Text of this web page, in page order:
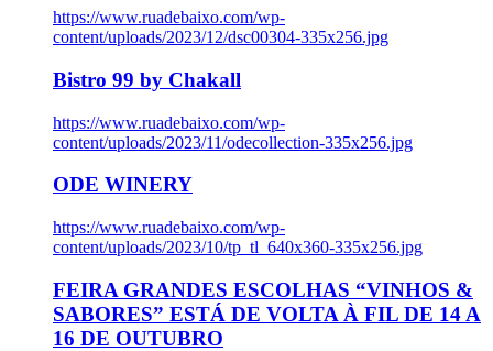
https://www.ruadebaixo.com/wp-
content/uploads/2023/12/dsc00304-335x256.jpg
Bistro 99 by Chakall
https://www.ruadebaixo.com/wp-
content/uploads/2023/11/odecollection-335x256.jpg
ODE WINERY
https://www.ruadebaixo.com/wp-
content/uploads/2023/10/tp_tl_640x360-335x256.jpg
FEIRA GRANDES ESCOLHAS “VINHOS &
SABORES” ESTÁ DE VOLTA À FIL DE 14 A
16 DE OUTUBRO